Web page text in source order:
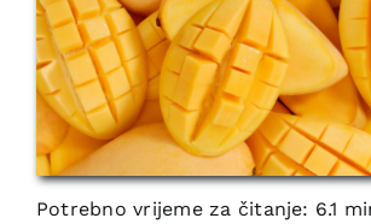
Potrebno vrijeme za čitanje: 6.1